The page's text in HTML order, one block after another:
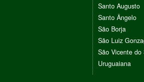
Santo Augusto
Santo Ângelo
São Borja
São Luiz
São Vicente do
Uruguaiana